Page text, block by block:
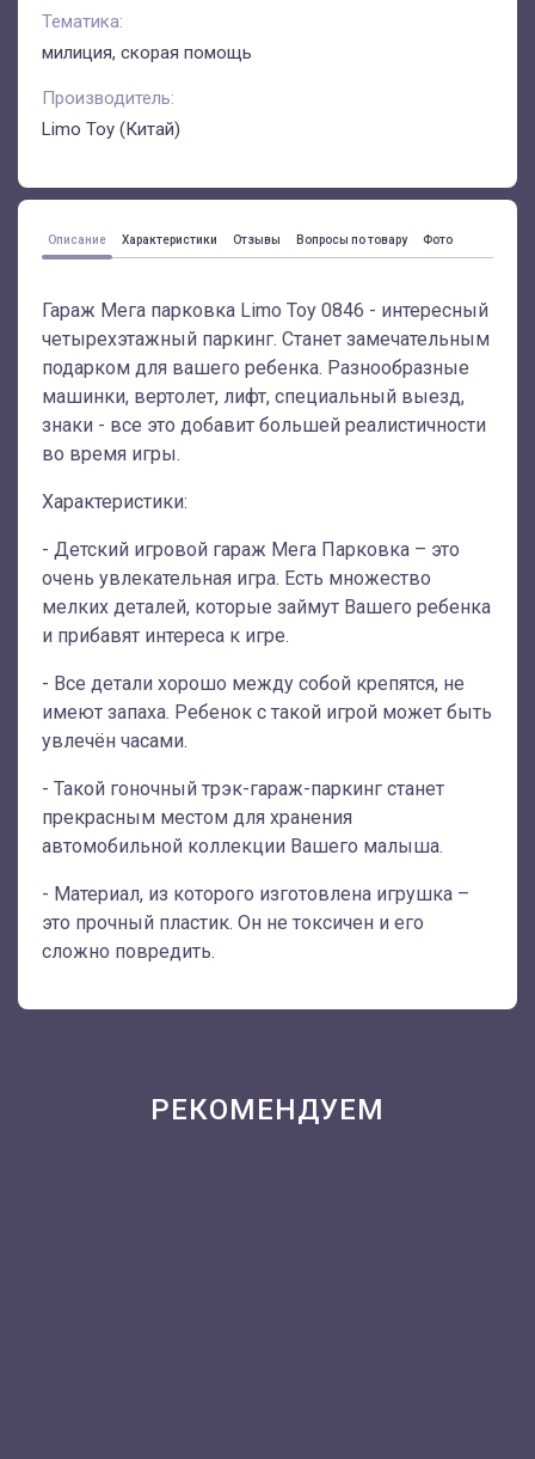
Тематика:
милиция, скорая помощь
Производитель:
Limo Toy (Китай)
Описание Характеристики Отзывы Вопросы по товару Фото
Гараж Мега парковка Limo Toy 0846 - интересный
четырехэтажный паркинг. Станет замечательным
подарком для вашего ребенка. Разнообразные
машинки, вертолет, лифт, специальный выезд,
знаки - все это добавит большей реалистичности
во время игры.
Характеристики:
- Детский игровой гараж Мега Парковка – это
очень увлекательная игра. Есть множество
мелких деталей, которые займут Вашего ребенка
и прибавят интереса к игре.
- Все детали хорошо между собой крепятся, не
имеют запаха. Ребенок с такой игрой может быть
увлечён часами.
- Такой гоночный трэк-гараж-паркинг станет
прекрасным местом для хранения
автомобильной коллекции Вашего малыша.
- Материал, из которого изготовлена игрушка –
это прочный пластик. Он не токсичен и его
сложно повредить.
РЕКОМЕНДУЕМ